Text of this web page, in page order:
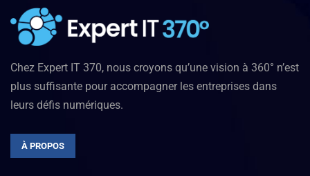
Chez Expert IT 370, nous croyons qu’une vision à 360° n’est
plus suffisante pour accompagner les entreprises dans
leurs défis numériques.
À PROPOS